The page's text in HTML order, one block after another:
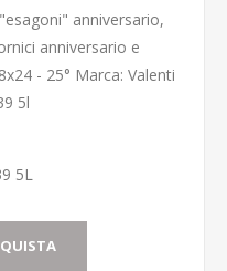
anniversario,
anniversario e
- 25° Marca: Valenti
5l
5L